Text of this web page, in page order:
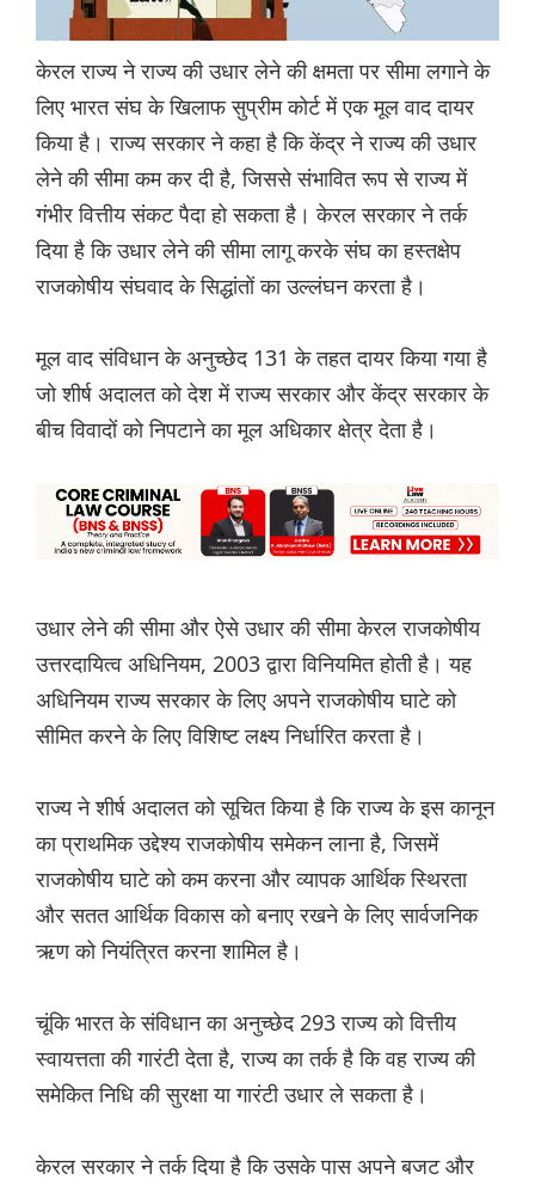
केरल राज्य ने राज्य की उधार लेने की क्षमता पर सीमा लगाने के
लिए भारत संघ के खिलाफ सुप्रीम कोर्ट में एक मूल वाद दायर
किया है। राज्य सरकार ने कहा है कि केंद्र ने राज्य की उधार
लेने की सीमा कम कर दी है, जिससे संभावित रूप से राज्य में
गंभीर वित्तीय संकट पैदा हो सकता है। केरल सरकार ने तर्क
दिया है कि उधार लेने की सीमा लागू करके संघ का हस्तक्षेप
राजकोषीय संघवाद के सिद्धांतों का उल्लंघन करता है।
मूल वाद संविधान के अनुच्छेद 131 के तहत दायर किया गया है
जो शीर्ष अदालत को देश में राज्य सरकार और केंद्र सरकार के
बीच विवादों को निपटाने का मूल अधिकार क्षेत्र देता है।
उधार लेने की सीमा और ऐसे उधार की सीमा केरल राजकोषीय
उत्तरदायित्व अधिनियम, 2003 द्वारा विनियमित होती है। यह
अधिनियम राज्य सरकार के लिए अपने राजकोषीय घाटे को
सीमित करने के लिए विशिष्ट लक्ष्य निर्धारित करता है।
राज्य ने शीर्ष अदालत को सूचित किया है कि राज्य के इस कानून
का प्राथमिक उद्देश्य राजकोषीय समेकन लाना है, जिसमें
राजकोषीय घाटे को कम करना और व्यापक आर्थिक स्थिरता
और सतत आर्थिक विकास को बनाए रखने के लिए सार्वजनिक
ऋण को नियंत्रित करना शामिल है।
चूंकि भारत के संविधान का अनुच्छेद 293 राज्य को वित्तीय
स्वायत्तता की गारंटी देता है, राज्य का तर्क है कि वह राज्य की
समेकित निधि की सुरक्षा या गारंटी उधार ले सकता है।
केरल सरकार ने तर्क दिया है कि उसके पास अपने बजट और